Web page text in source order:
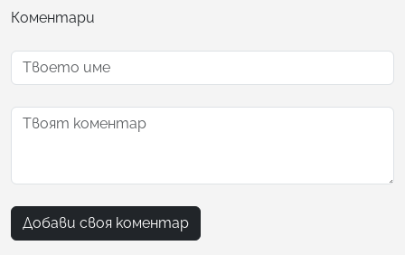
Коментари
Добави своя коментар